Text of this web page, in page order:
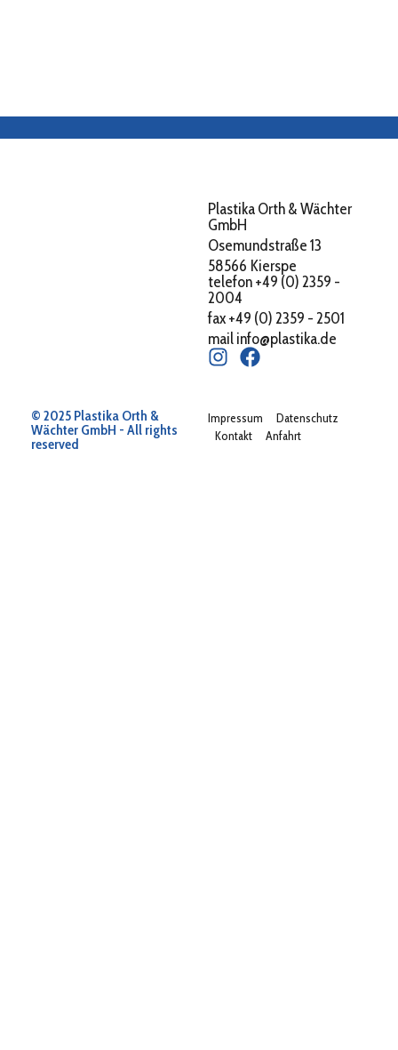
Plastika Orth & Wächter
GmbH
Osemundstraße 13
58566 Kierspe
telefon +49 (0) 2359 -
2004
fax +49 (0) 2359 - 2501
mail info@plastika.de
© 2025 Plastika Orth &
Wächter GmbH - All rights
reserved
Impressum
Datenschutz
Kontakt
Anfahrt